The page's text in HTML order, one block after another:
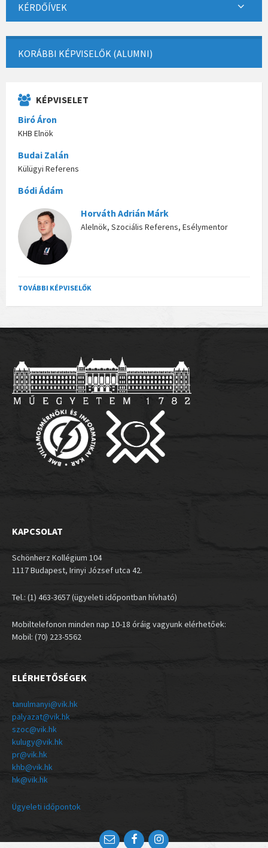
KÉRDŐÍVEK
KORÁBBI KÉPVISELŐK (ALUMNI)
KÉPVISELET
Biró Áron
KHB Elnök
Budai Zalán
Külügyi Referens
Bódi Ádám
Horváth Adrián Márk
Alelnök, Szociális Referens, Esélymentor
TOVÁBBI KÉPVISELŐK
KAPCSOLAT
Schönherz Kollégium 104
1117 Budapest, Irinyi József utca 42.
Tel.: (1) 463-3657 (ügyeleti időpontban hívható)
Mobiltelefonon minden nap 10-18 óráig vagyunk elérhetőek:
Mobil: (70) 223-5562
ELÉRHETŐSÉGEK
tanulmanyi@vik.hk
palyazat@vik.hk
szoc@vik.hk
kulugy@vik.hk
pr@vik.hk
khb@vik.hk
hk@vik.hk
Ügyeleti időpontok